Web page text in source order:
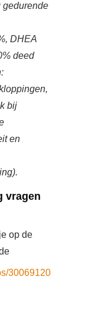
gedurende
DHEA
deed
bij
en
vragen
op de
30069120